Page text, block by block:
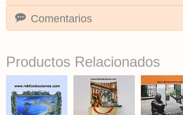
Comentarios
Productos Relacionados